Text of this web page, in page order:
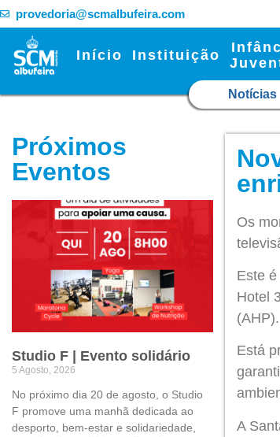
provedoria@scmalbufeira.com
Início Instituição
Notícias
Próximos
Eventos
Studio F | Evento solidário
5 Agosto, 2026
No próximo dia 20 de agosto, o Studio
F promove uma manhã dedicada ao
desporto, bem-estar e solidariedade,
Os
Este
Hotel
(AHP).
Está
A